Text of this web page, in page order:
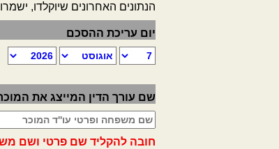
הנתונים האחרונים שיוקלדו,
יום עריכת ההסכם
שם עורך הדין המייצג את
חובה להקליד שם פרטי ושם